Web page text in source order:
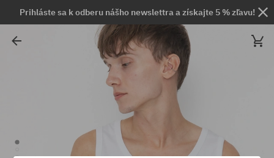
Prihláste sa k odberu nášho newslettra a získajte 5 % zľavu!